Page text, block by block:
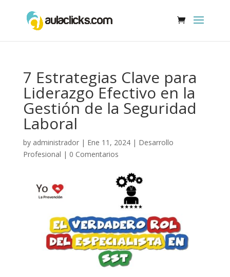
7 Estrategias Clave para
Liderazgo Efectivo en la
Gestión de la Seguridad
Laboral
by administrador| Ene 11, 2024| Desarrollo
Profesional | 0 Comentarios